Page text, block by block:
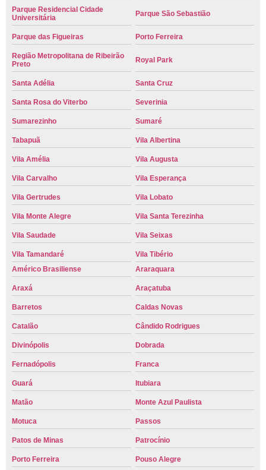
Parque Residencial Cidade
Universitária
Parque São Sebastião
Parque das Figueiras Porto Ferreira
Região Metropolitana de Ribeirão
Preto
Royal Park
Santa Adélia Santa Cruz
Santa Rosa do Viterbo Severinia
Sumarezinho Sumaré
Tabapuã Vila Albertina
Vila Amélia Vila Augusta
Vila Carvalho Vila Esperança
Vila Gertrudes Vila Lobato
Vila Monte Alegre Vila Santa Terezinha
Vila Saudade Vila Seixas
Vila Tamandaré
Vila Tibério
Américo Brasiliense
Araraquara
Araxá Araçatuba
Barretos Caldas Novas
Catalão Cândido Rodrigues
Divinópolis Dobrada
Fernadópolis Franca
Guará Itubiara
Matão Monte Azul Paulista
Motuca Passos
Patos de Minas Patrocínio
Porto Ferreira Pouso Alegre